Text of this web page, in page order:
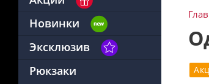
Новинки
Эксклюзив
Рюкзаки